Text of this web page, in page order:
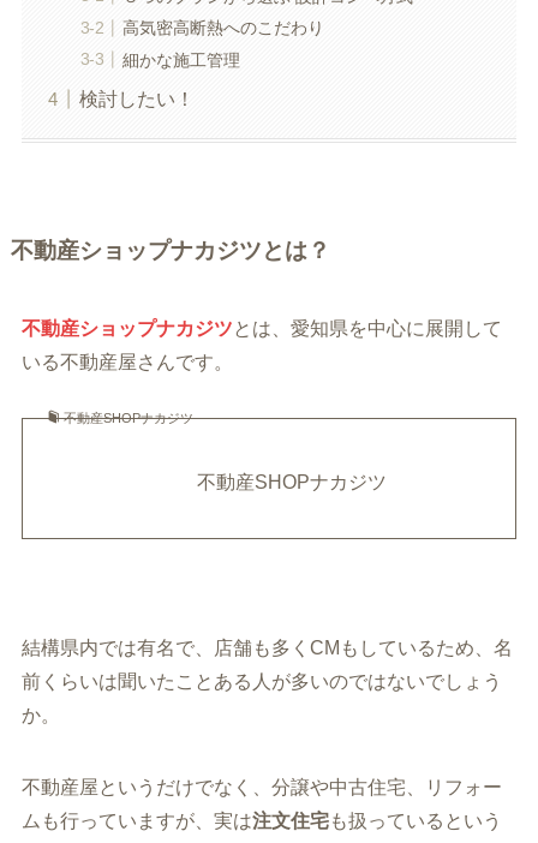
高気密高断熱へのこだわり
細かな施工管理
検討したい！
不動産ショップナカジツとは？
不動産ショップナカジツとは、愛知県を中心に展開して
いる不動産屋さんです。
不動産SHOPナカジツ
不動産SHOPナカジツ
結構県内では有名で、店舗も多くCMもしているため、名
前くらいは聞いたことある人が多いのではないでしょう
か。
不動産屋というだけでなく、分譲や中古住宅、リフォー
ムも行っていますが、実は注文住宅も扱っているという